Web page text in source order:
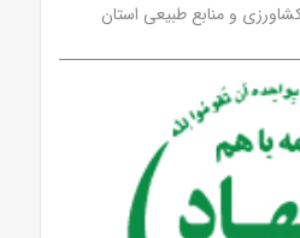
و منابع طبیعی استان